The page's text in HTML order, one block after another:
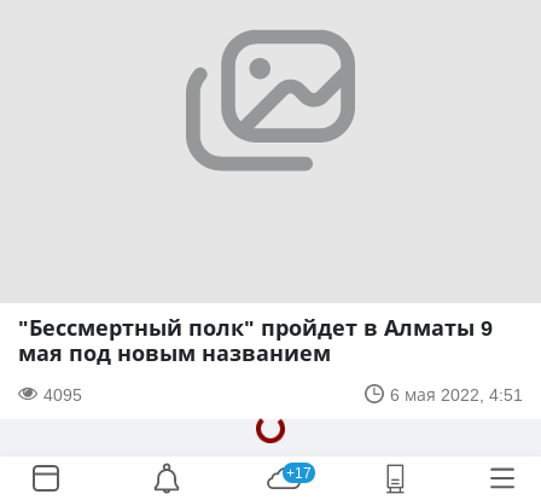
"Бессмертный полк" пройдет в Алматы 9
мая под новым названием
4095 6 мая 2022, 4:51
+17